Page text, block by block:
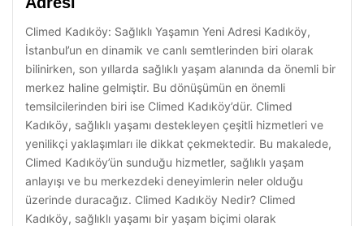
Climed Kadıköy: Sağlıklı Yaşamın Yeni Adresi Kadıköy,
İstanbul’un en dinamik ve canlı semtlerinden biri olarak
bilinirken, son yıllarda sağlıklı yaşam alanında da önemli bir
merkez haline gelmiştir. Bu dönüşümün en önemli
temsilcilerinden biri ise Climed Kadıköy’dür. Climed
Kadıköy, sağlıklı yaşamı destekleyen çeşitli hizmetleri ve
yenilikçi yaklaşımları ile dikkat çekmektedir. Bu makalede,
Climed Kadıköy’ün sunduğu hizmetler, sağlıklı yaşam
anlayışı ve bu merkezdeki deneyimlerin neler olduğu
üzerinde duracağız. Climed Kadıköy Nedir? Climed
Kadıköy, sağlıklı yaşamı bir yaşam biçimi olarak